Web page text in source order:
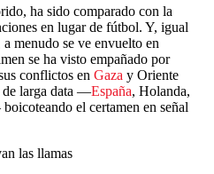
ha sido comparado con la
en lugar de fútbol. Y, igual
menudo se ve envuelto en
se ha visto empañado por
conflictos en Gaza y Oriente
de larga data —España, Holanda,
el certamen en señal
las llamas